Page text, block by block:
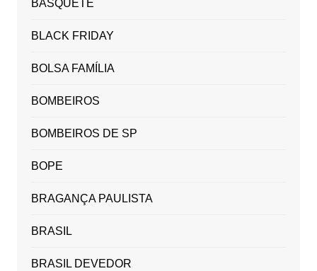
BASQUETE
BLACK FRIDAY
BOLSA FAMÍLIA
BOMBEIROS
BOMBEIROS DE SP
BOPE
BRAGANÇA PAULISTA
BRASIL
BRASIL DEVEDOR